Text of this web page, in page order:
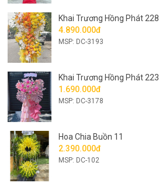
Khai Trương Hồng Phát 228
4.890.000đ
MSP: DC-3193
Khai Trương Hồng Phát 223
1.690.000đ
MSP: DC-3178
Hoa Chia Buồn 11
2.390.000đ
MSP: DC-102